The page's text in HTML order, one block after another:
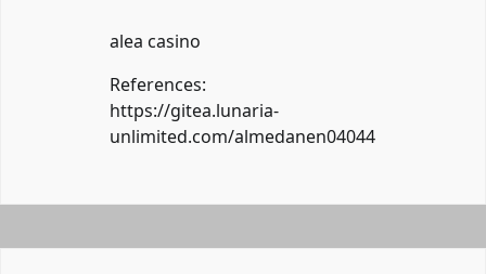
alea casino
References:
https://gitea.lunaria-
unlimited.com/almedanen04044